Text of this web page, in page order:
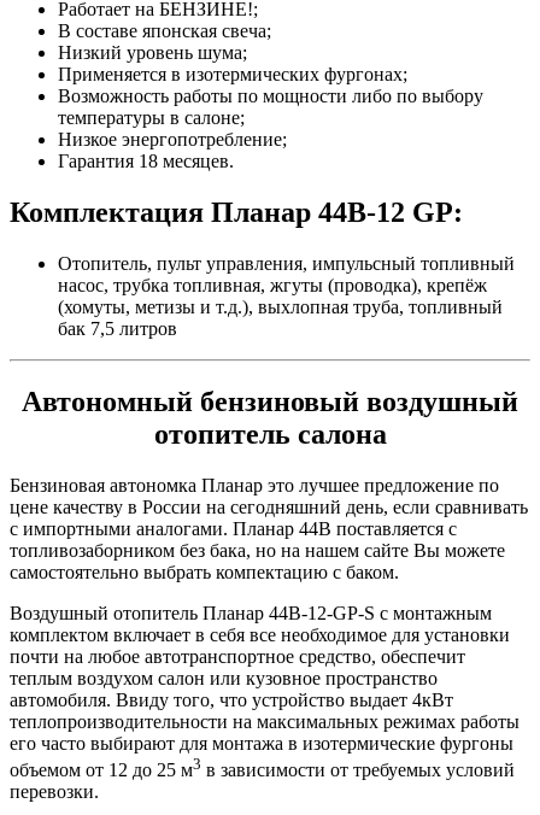
Работает на БЕНЗИНЕ!;
В составе японская свеча;
Низкий уровень шума;
Применяется в изотермических фургонах;
Возможность работы по мощности либо по выбору
температуры в салоне;
Низкое энергопотребление;
Гарантия 18 месяцев.
Комплектация Планар 44B-12 GP:
Отопитель, пульт управления, импульсный топливный
насос, трубка топливная, жгуты (проводка), крепёж
(хомуты, метизы и т.д.), выхлопная труба, топливный
бак 7,5 литров
Автономный бензиновый воздушный
отопитель салона
Бензиновая автономка Планар это лучшее предложение по
цене качеству в России на сегодняшний день, если сравнивать
с импортными аналогами. Планар 44B поставляется с
топливозаборником без бака, но на нашем сайте Вы можете
самостоятельно выбрать компектацию с баком.
Воздушный отопитель Планар 44B-12-GP-S с монтажным
комплектом включает в себя все необходимое для установки
почти на любое автотранспортное средство, обеспечит
теплым воздухом салон или кузовное пространство
автомобиля. Ввиду того, что устройство выдает 4кВт
теплопроизводительности на максимальных режимах работы
его часто выбирают для монтажа в изотермические фургоны
объемом от 12 до 25 м3 в зависимости от требуемых условий
перевозки.